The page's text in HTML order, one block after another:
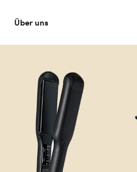
Über uns